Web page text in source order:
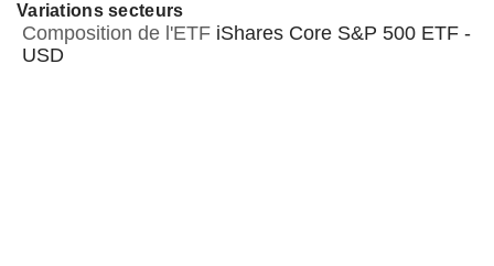
Variations secteurs
Composition de l'ETF iShares Core S&P 500 ETF -
USD